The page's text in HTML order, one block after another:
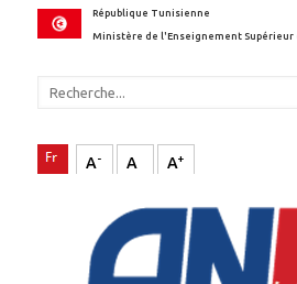
République Tunisienne
Ministère de l'Enseignement Supérieur
A- A A+